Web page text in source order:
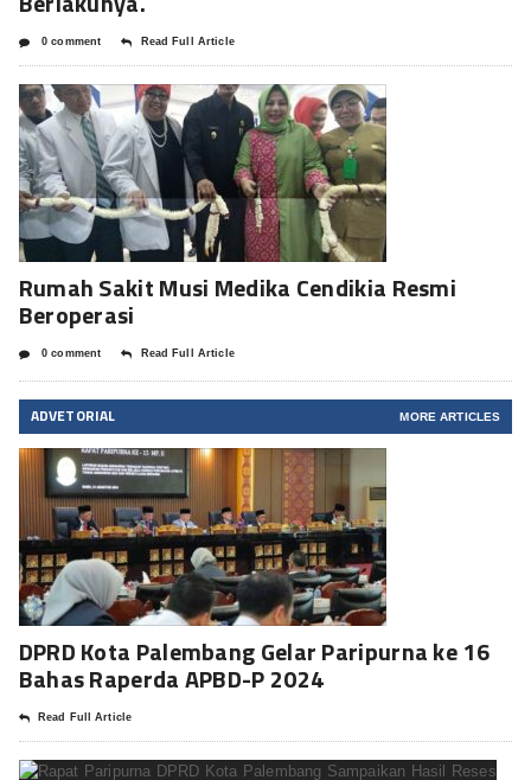
0 comment Read Full Article
Rumah Sakit Musi Medika Cendikia Resmi
Beroperasi
0 comment Read Full Article
ADVETORIAL MORE ARTICLES
DPRD Kota Palembang Gelar Paripurna ke 16
Bahas Raperda APBD-P 2024
Read Full Article